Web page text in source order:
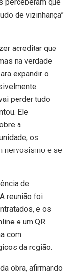
perceberam que
de vizinhança”
acreditar que
na verdade
expandir o
perder tudo
Ele
a
os
nervosismo e se
de
reunião foi
e os
e um QR
com
da região.
obra, afirmando